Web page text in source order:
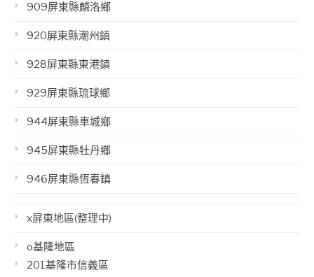
909屏東縣麟洛鄉
920屏東縣潮州鎮
928屏東縣東港鎮
929屏東縣琉球鄉
944屏東縣車城鄉
945屏東縣牡丹鄉
946屏東縣恆春鎮
x屏東地區(整理中)
o基隆地區
201基隆市信義區